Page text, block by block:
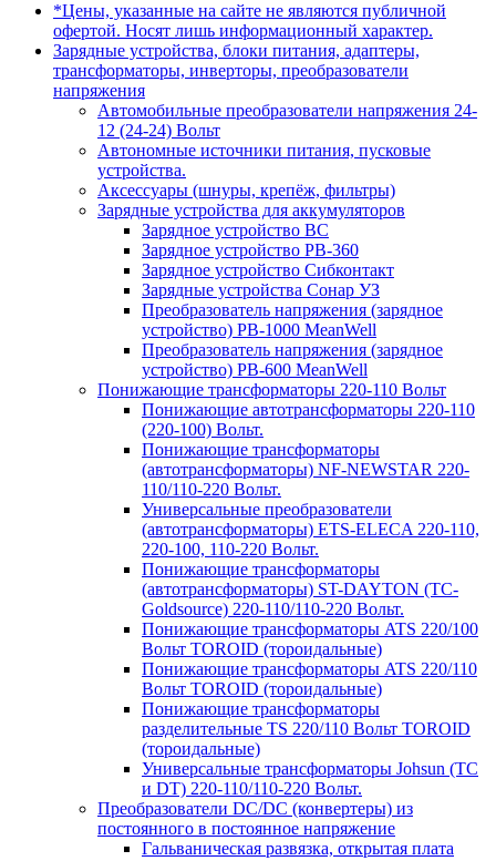
*Цены, указанные на сайте не являются публичной
офертой. Носят лишь информационный характер.
Зарядные устройства, блоки питания, адаптеры,
трансформаторы, инверторы, преобразователи
напряжения
Автомобильные преобразователи напряжения 24-
12 (24-24) Вольт
Автономные источники питания, пусковые
устройства.
Аксессуары (шнуры, крепёж, фильтры)
Зарядные устройства для аккумуляторов
Зарядное устройство BC
Зарядное устройство PB-360
Зарядное устройство Сибконтакт
Зарядные устройства Сонар УЗ
Преобразователь напряжения (зарядное
устройство) PB-1000 MeanWell
Преобразователь напряжения (зарядное
устройство) PB-600 MeanWell
Понижающие трансформаторы 220-110 Вольт
Понижающие автотрансформаторы 220-110
(220-100) Вольт.
Понижающие трансформаторы
(автотрансформаторы) NF-NEWSTAR 220-
110/110-220 Вольт.
Универсальные преобразователи
(автотрансформаторы) ETS-ELECA 220-110,
220-100, 110-220 Вольт.
Понижающие трансформаторы
(автотрансформаторы) ST-DAYTON (TC-
Goldsource) 220-110/110-220 Вольт.
Понижающие трансформаторы ATS 220/100
Вольт TOROID (тороидальные)
Понижающие трансформаторы ATS 220/110
Вольт TOROID (тороидальные)
Понижающие трансформаторы
разделительные TS 220/110 Вольт TOROID
(тороидальные)
Универсальные трансформаторы Johsun (TС
и DT) 220-110/110-220 Вольт.
Преобразователи DC/DC (конвертеры) из
постоянного в постоянное напряжение
Гальваническая развязка, открытая плата